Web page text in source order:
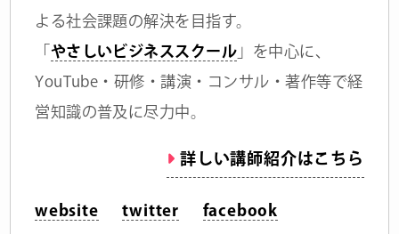
よる社会課題の解決を目指す。
やさしいビジネススクール 」を中心に、
YouTube・研修・講演・コンサル・著作等で経
営知識の普及に尽力中。
詳しい講師紹介はこちら
website twitter facebook